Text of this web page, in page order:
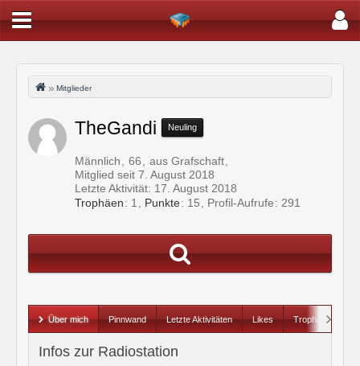
Mitglieder
TheGandi Neuling
Männlich 66
aus Grafschaft
Mitglied seit 7. August 2018
Letzte Aktivität: 17. August 2018
Trophäen
1 Punkte 15 Profil-Aufrufe 291
Über mich Pinnwand Letzte Aktivitäten Likes Trophäen
Infos zur Radiostation